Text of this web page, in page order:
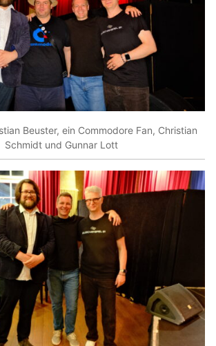
Beuster, ein Commodore Fan, Christian
Schmidt und Gunnar Lott